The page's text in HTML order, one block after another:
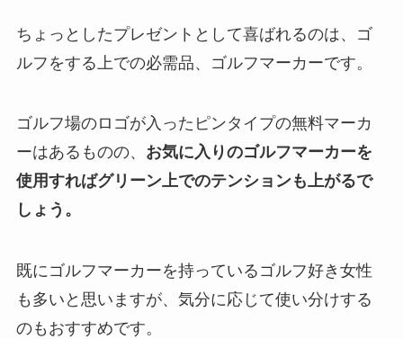
ちょっとしたプレゼントとして喜ばれるのは、ゴ
ルフをする上での必需品、ゴルフマーカーです。
ゴルフ場のロゴが入ったピンタイプの無料マーカ
ーはあるものの、 お気に入りのゴルフマーカーを
使用すればグリーン上でのテンションも上がるで
しょう。
既にゴルフマーカーを持っているゴルフ好き女性
も多いと思いますが、気分に応じて使い分けする
のもおすすめです。